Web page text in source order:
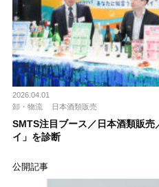
2026.04.01
卸・物流
日本酒類販売
SMTS注目ブース／日本酒類販
イ」を診断
公開記事